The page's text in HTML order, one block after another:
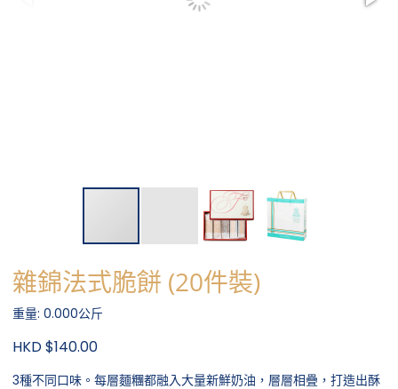
雜錦法式脆餅 (20件裝)
重量: 0.000公斤
HKD $140.00
3種不同口味。每層麵糰都融入大量新鮮奶油，層層相疊，打造出酥